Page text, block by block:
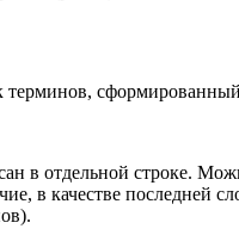
терминов,
отдельной строке.
в качестве